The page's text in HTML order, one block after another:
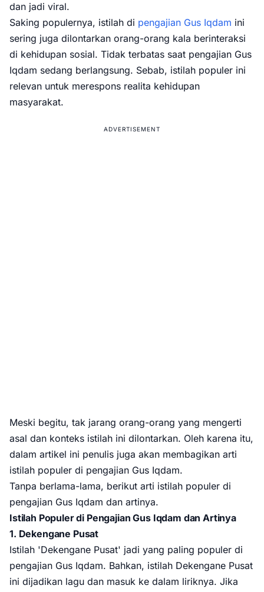
dan jadi viral.
Saking populernya, istilah di pengajian Gus Iqdam ini
sering juga dilontarkan orang-orang kala berinteraksi
di kehidupan sosial. Tidak terbatas saat pengajian Gus
Iqdam sedang berlangsung. Sebab, istilah populer ini
relevan untuk merespons realita kehidupan
masyarakat.
ADVERTISEMENT
Meski begitu, tak jarang orang-orang yang mengerti
asal dan konteks istilah ini dilontarkan. Oleh karena itu,
dalam artikel ini penulis juga akan membagikan arti
istilah populer di pengajian Gus Iqdam.
Tanpa berlama-lama, berikut arti istilah populer di
pengajian Gus Iqdam dan artinya.
Istilah Populer di Pengajian Gus Iqdam dan Artinya
1. Dekengane Pusat
Istilah 'Dekengane Pusat' jadi yang paling populer di
pengajian Gus Iqdam. Bahkan, istilah Dekengane Pusat
ini dijadikan lagu dan masuk ke dalam liriknya. Jika